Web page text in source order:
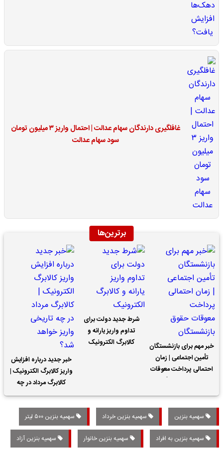
غافلگیری دارندگان سهام عدالت | احتمال واریز ۳ میلیون تومان
سود سهام عدالت
برترین‌ها
خبر مهم برای بازنشستگان
تأمین اجتماعی | زمان
احتمالی پرداخت معوقات
شرط جدید دولت برای
تداوم واریز یارانه و
کالابرگ الکترونیک
خبر جدید درباره افزایش
واریز کالابرگ الکترونیک |
کالابرگ مرداد در چه
تاریخی واریز خواهد شد؟
سهمیه بنزین سهمیه بنزین خرداد سهمیه بنزین ۵۰۰ لیتر
سهمیه بنزین به افراد سهمیه بنزین خانوار سهمیه بنزین آزاد